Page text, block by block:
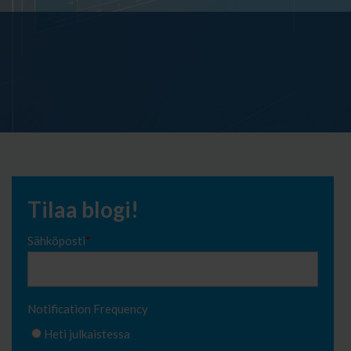
Tilaa blogi!
Sähköposti*
Notification Frequency
Heti julkaistessa